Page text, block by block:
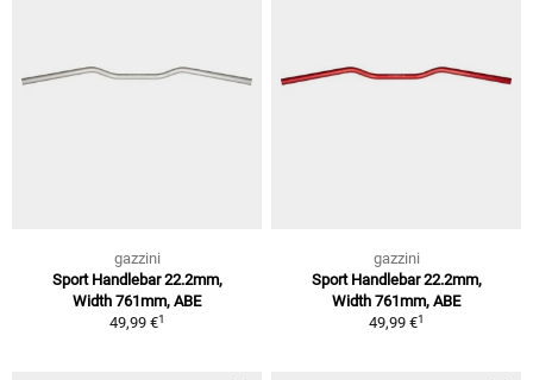
gazzini
Sport Handlebar 22.2mm,
Width 761mm, ABE
49,99 €1
gazzini
Sport Handlebar 22.2mm,
Width 761mm, ABE
49,99 €1